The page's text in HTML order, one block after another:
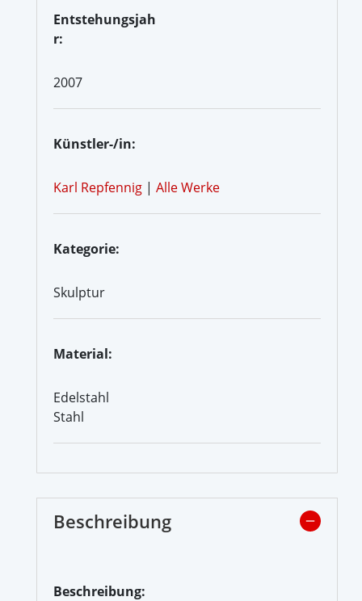
Entstehungsjah
r:
2007
Künstler-/in:
Karl Repfennig | Alle Werke
Kategorie:
Skulptur
Material:
Edelstahl
Stahl
Beschreibung
Beschreibung: